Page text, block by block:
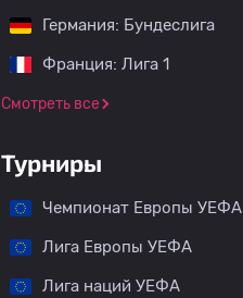
Германия: Бундеслига
Франция: Лига 1
Смотреть все
Турниры
Чемпионат Европы УЕФА
Лига Европы УЕФА
Лига наций УЕФА